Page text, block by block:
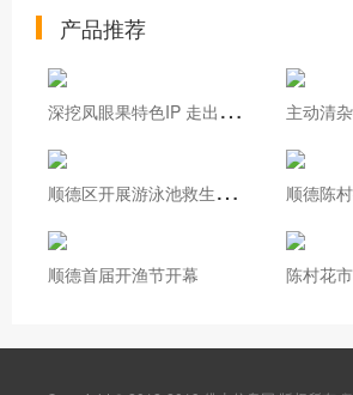
产品推荐
深
挖凤眼果特色IP 走出基层治理新路 主动清
顺
德区开展游泳池救生员实操培训
顺德首届开渔节开幕 陈村花